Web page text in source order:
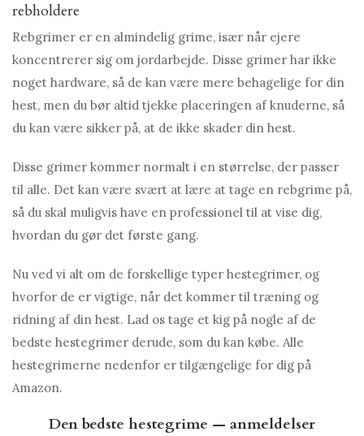
rebholdere
Rebgrimer er en almindelig grime, især når ejere
koncentrerer sig om jordarbejde. Disse grimer har ikke
noget hardware, så de kan være mere behagelige for din
hest, men du bør altid tjekke placeringen af ​​knuderne, så
du kan være sikker på, at de ikke skader din hest.
Disse grimer kommer normalt i en størrelse, der passer
til alle. Det kan være svært at lære at tage en rebgrime på,
så du skal muligvis have en professionel til at vise dig,
hvordan du gør det første gang.
Nu ved vi alt om de forskellige typer hestegrimer, og
hvorfor de er vigtige, når det kommer til træning og
ridning af din hest. Lad os tage et kig på nogle af de
bedste hestegrimer derude, som du kan købe. Alle
hestegrimerne nedenfor er tilgængelige for dig på
Amazon.
Den bedste hestegrime — anmeldelser